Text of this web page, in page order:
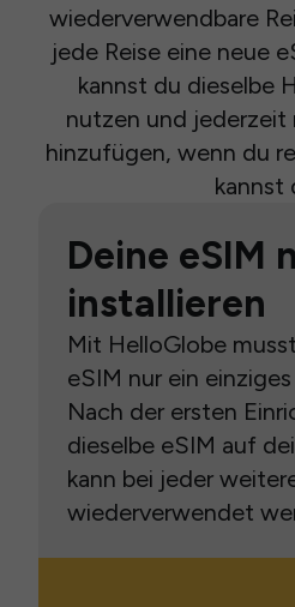
wiederverwendbare
jede Reise eine neue
kannst du dieselbe
nutzen und jederzeit
hinzufügen, wenn du
kannst
Deine eSIM
installieren
Mit HelloGlobe
eSIM nur ein
Nach der ersten
dieselbe eSIM auf
kann bei jeder
wiederverwendet